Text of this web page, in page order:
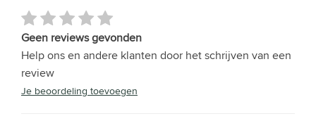
Geen reviews gevonden
Help ons en andere klanten door het schrijven van een
review
Je beoordeling toevoegen